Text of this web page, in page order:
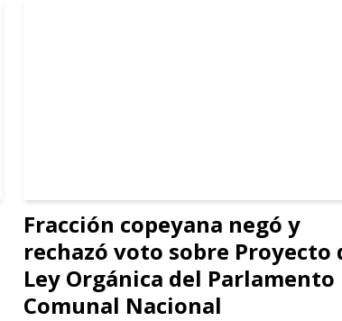
Fracción copeyana negó y
rechazó voto sobre Proyecto
Ley Orgánica del Parlamento
Comunal Nacional